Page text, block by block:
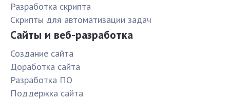
Разработка скрипта
Скрипты для автоматизации задач
Сайты и веб-разработка
Создание сайта
Доработка сайта
Разработка ПО
Поддержка сайта